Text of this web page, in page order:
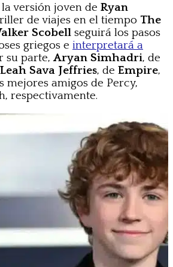
versión joven de Ryan
de viajes en el tiempo The
Scobell seguirá los pasos
griegos e interpretará a
su parte, Aryan Simhadri, de
Leah Sava Jeffries, de Empire,
mejores amigos de Percy,
respectivamente.